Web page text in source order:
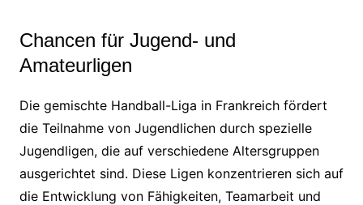
Chancen für Jugend- und
Amateurligen
Die gemischte Handball-Liga in Frankreich fördert
die Teilnahme von Jugendlichen durch spezielle
Jugendligen, die auf verschiedene Altersgruppen
ausgerichtet sind. Diese Ligen konzentrieren sich auf
die Entwicklung von Fähigkeiten, Teamarbeit und